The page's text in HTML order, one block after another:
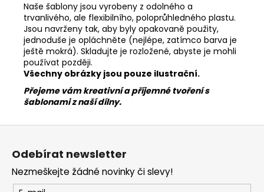
Naše šablony jsou vyrobeny z odolného a
trvanlivého, ale flexibilního, poloprůhledného plastu.
Jsou navrženy tak, aby byly opakovaně použity,
jednoduše je opláchněte (nejlépe, zatímco barva je
ještě mokrá). Skladujte je rozložené, abyste je mohli
používat později.
Všechny obrázky jsou pouze ilustrační.
Přejeme vám kreativní a příjemné tvoření s
šablonami z naší dílny.
Odebírat newsletter
Nezmeškejte žádné novinky či slevy!